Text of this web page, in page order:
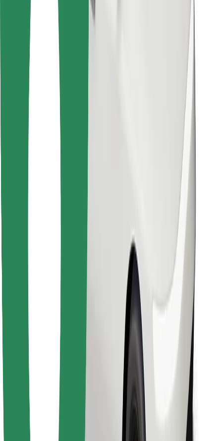
Ασφάλεια
Πάρε ταξί μέσα σε λίγα λεπτά!
Κατέβασε την εφαρμογή Bolt
Κατεβάστε την εφαρμογή Bolt Food